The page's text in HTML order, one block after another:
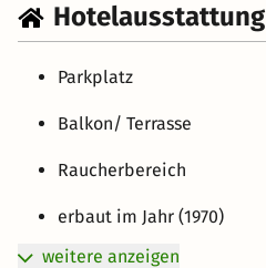
Hotelausstattung
Parkplatz
Balkon/ Terrasse
Raucherbereich
erbaut im Jahr (1970)
weitere anzeigen